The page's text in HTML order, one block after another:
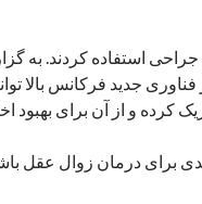
استفاده کردند. به
جدید فرکانس بالا
کرده و از آن برای بهبود
برای درمان زوال عقل